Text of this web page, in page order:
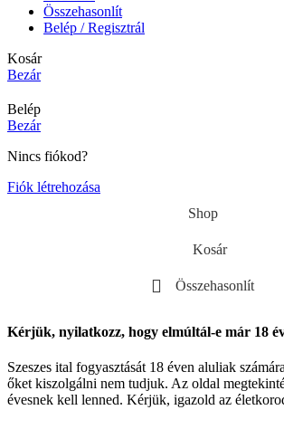
Összehasonlít
Belép / Regisztrál
Kosár
Bezár
Belép
Bezár
Nincs fiókod?
Fiók létrehozása
Shop
Kosár
Összehasonlít
Kérjük, nyilatkozz, hogy elmúltál-e már 18
Szeszes ital fogyasztását 18 éven aluliak
őket kiszolgálni nem tudjuk. Az oldal
évesnek kell lenned. Kérjük, igazold az